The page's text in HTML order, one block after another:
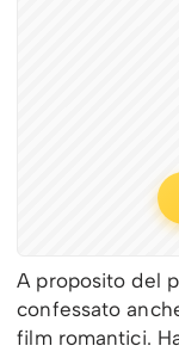
A proposito del
confessato
film romantici.